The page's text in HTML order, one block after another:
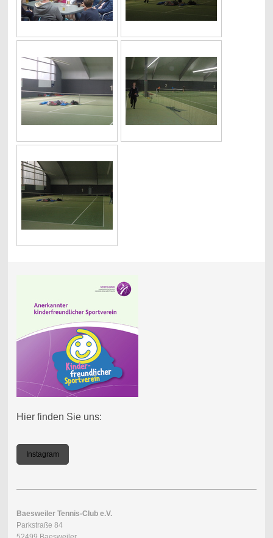
Hier finden Sie uns:
Instagram
Baesweiler Tennis-Club e.V.
Parkstraße 84